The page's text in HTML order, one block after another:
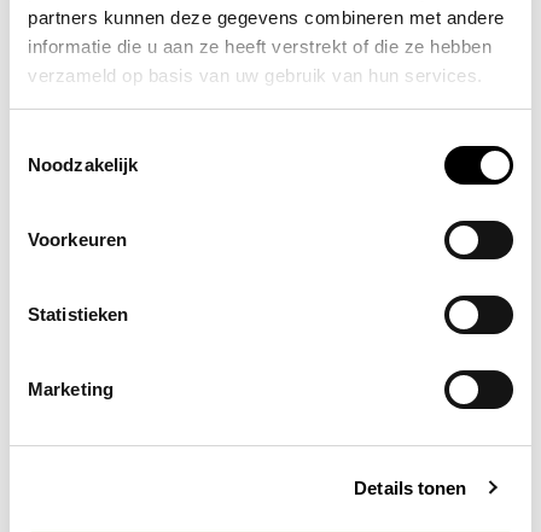
partners kunnen deze gegevens combineren met andere
informatie die u aan ze heeft verstrekt of die ze hebben
verzameld op basis van uw gebruik van hun services.
Noodzakelijk
Voorkeuren
Statistieken
Marketing
Details tonen
rookmelder belemmeren.
Controleer de batterijen van de rookmelder
minstens één keer per jaar en vervang ze
vaste datum in het jaar te kiezen om dit te
doen, zoals tijdens het wisselen van de klok
Test de rookmelder maandelijks met behulp
als de testknop wordt gebruikt.
Het regelmatig testen en onderhouden van jouw
zorgen dat deze in geval van brand effectief
werkt. Neem de tijd om deze eenvoudige stappen